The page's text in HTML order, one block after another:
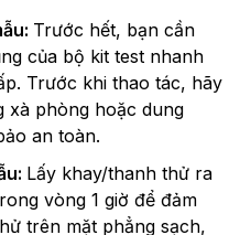
Trước hết, bạn cần
của bộ kit test nhanh
Trước khi thao tác, hãy
xà phòng hoặc dung
an toàn.
Lấy khay/thanh thử ra
vòng 1 giờ để đảm
trên mặt phẳng sạch,